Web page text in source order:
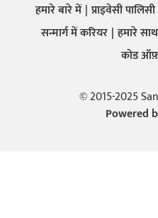
हमारे बारे में प्राइवेसी पालिसी
सन्मार्ग में करियर हमारे
कोड
© 2015-2025
Powered